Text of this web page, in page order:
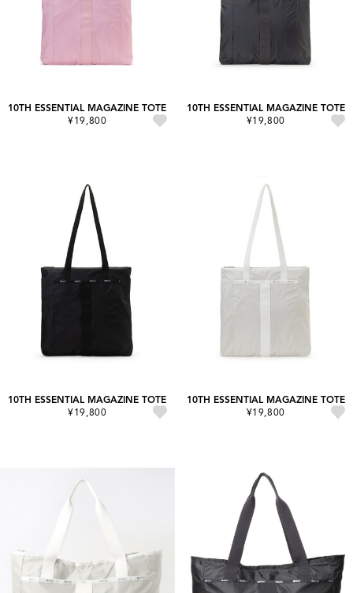
10TH ESSENTIAL MAGAZINE TOTE
¥19,800
10TH ESSENTIAL MAGAZINE TOTE
¥19,800
10TH ESSENTIAL MAGAZINE TOTE
¥19,800
10TH ESSENTIAL MAGAZINE TOTE
¥19,800